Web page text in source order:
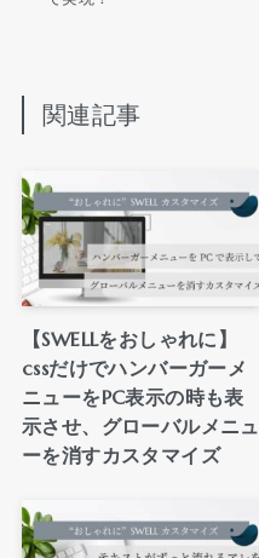
関連記事
【SWELLをおしゃれに】
cssだけでハンバーガーメ
ニューをPC表示の時も表
示させ、グローバルメニュ
ーを消すカスタマイズ